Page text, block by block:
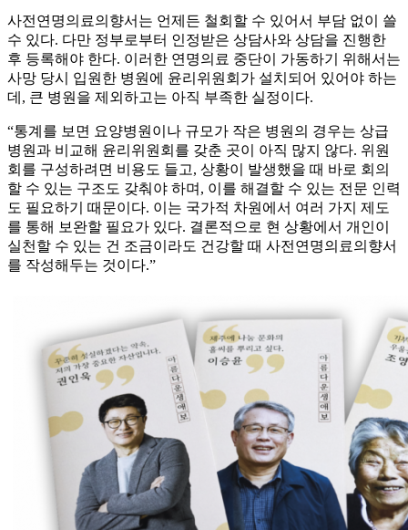
사전연명의료의향서는 언제든 철회할 수 있어서 부담 없이 쓸
수 있다. 다만 정부로부터 인정받은 상담사와 상담을 진행한
후 등록해야 한다. 이러한 연명의료 중단이 가동하기 위해서는
사망 당시 입원한 병원에 윤리위원회가 설치되어 있어야 하는
데, 큰 병원을 제외하고는 아직 부족한 실정이다.
“통계를 보면 요양병원이나 규모가 작은 병원의 경우는 상급
병원과 비교해 윤리위원회를 갖춘 곳이 아직 많지 않다. 위원
회를 구성하려면 비용도 들고, 상황이 발생했을 때 바로 회의
할 수 있는 구조도 갖춰야 하며, 이를 해결할 수 있는 전문 인력
도 필요하기 때문이다. 이는 국가적 차원에서 여러 가지 제도
를 통해 보완할 필요가 있다. 결론적으로 현 상황에서 개인이
실천할 수 있는 건 조금이라도 건강할 때 사전연명의료의향서
를 작성해두는 것이다.”